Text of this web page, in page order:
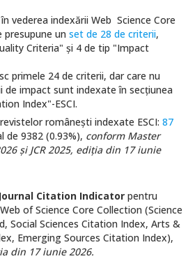
în vederea indexării Web Science Core
presupune un set de 28 de criterii,
Criteria" şi 4 de tip "Impact
primele 24 de criterii, dar care nu
de impact sunt indexate în secţiunea
Index"-ESCI.
româneşti indexate ESCI: 87
de 9382 (0.93%), conform Master
și JCR 2025, ediția din 17 iunie
Citation Indicator pentru
of Science Core Collection (Science
Social Sciences Citation Index, Arts &
, Emerging Sources Citation Index),
din 17 iunie 2026.